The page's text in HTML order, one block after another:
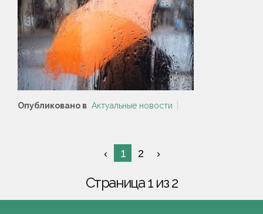
Опубликовано в Актуальные новости
1 2
Страница 1 из 2